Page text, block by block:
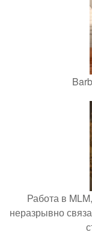
Работа в
неразрывно